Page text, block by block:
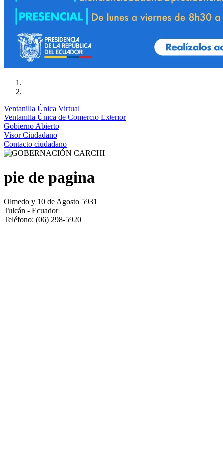
Ventanilla Única Virtual
Ventanilla Única de Comercio Exterior
Gobierno Abierto
Visor Ciudadano
Contacto ciudadano
pie de pagina
Olmedo y 10 de Agosto 5931
Tulcán - Ecuador
Teléfono: (06) 298-5920